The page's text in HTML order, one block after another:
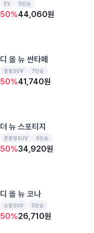
EV 5인승
50%44,060원
디 올 뉴 싼타페
중형SUV 7인승
50%41,740원
더 뉴 스포티지
준중형SUV 5인승
50%34,920원
디 올 뉴 코나
소형SUV 5인승
50%26,710원